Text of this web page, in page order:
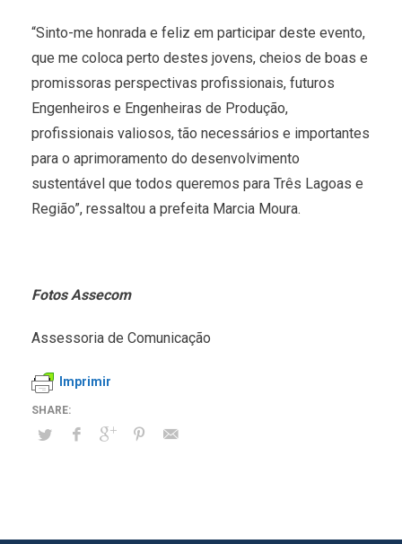
“Sinto-me honrada e feliz em participar deste evento,
que me coloca perto destes jovens, cheios de boas e
promissoras perspectivas profissionais, futuros
Engenheiros e Engenheiras de Produção,
profissionais valiosos, tão necessários e importantes
para o aprimoramento do desenvolvimento
sustentável que todos queremos para Três Lagoas e
Região”, ressaltou a prefeita Marcia Moura.
Fotos Assecom
Assessoria de Comunicação
Imprimir